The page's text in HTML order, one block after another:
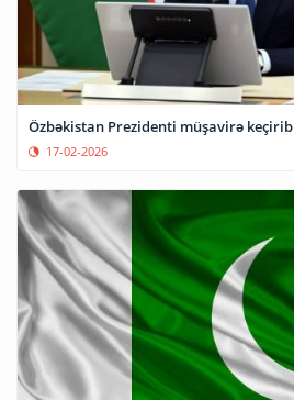
Özbəkistan Prezidenti müşavirə keçirib
17-02-2026